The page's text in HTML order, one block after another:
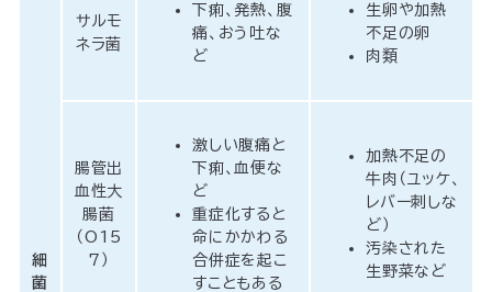
細
菌
サルモ
ネラ菌
下痢、発熱、腹
痛、おう吐な
ど
生卵や加熱
不足の卵
肉類
腸管出
血性大
腸菌
（O15
7）
激しい腹痛と
下痢、血便な
ど
重症化すると
命にかかわる
合併症を起こ
すこともある
加熱不足の
牛肉（ユッケ、
レバー刺しな
ど）
汚染された
生野菜など